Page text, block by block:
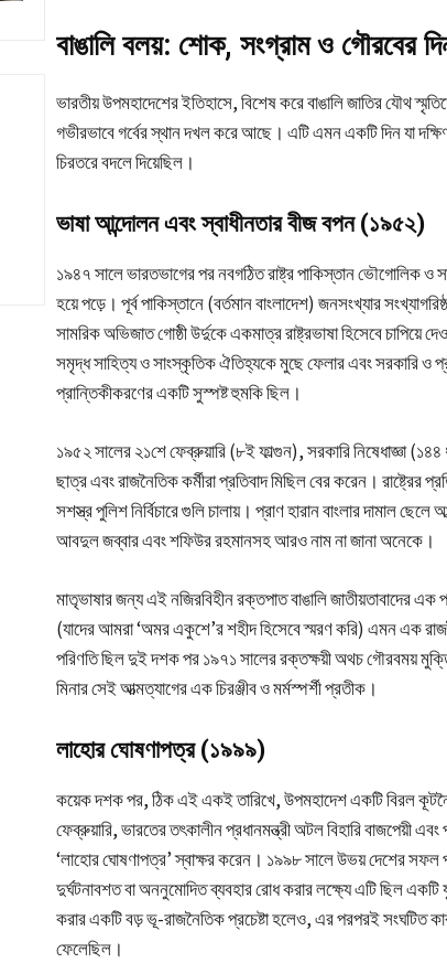
বাঙালি বলয়: শোক, সংগ্রাম ও গৌরবের
ভারতীয় উপমহাদেশের ইতিহাসে, বিশেষ করে বাঙালি জাতির যৌথ
গভীরভাবে গর্বের স্থান দখল করে আছে। এটি এমন একটি দিন যা
চিরতরে বদলে দিয়েছিল।
ভাষা আন্দোলন এবং স্বাধীনতার বীজ বপন (১৯৫২)
১৯৪৭ সালে ভারতভাগের পর নবগঠিত রাষ্ট্র পাকিস্তান ভৌগোলিক
হয়ে পড়ে। পূর্ব পাকিস্তানে (বর্তমান বাংলাদেশ) জনসংখ্যার
সামরিক অভিজাত গোষ্ঠী উর্দুকে একমাত্র রাষ্ট্রভাষা হিসেবে চাপিয়ে
সমৃদ্ধ সাহিত্য ও সাংস্কৃতিক ঐতিহ্যকে মুছে ফেলার এবং সরকারি ও
প্রান্তিকীকরণের একটি সুস্পষ্ট হুমকি ছিল।
১৯৫২ সালের ২১শে ফেব্রুয়ারি (৮ই ফাল্গুন), সরকারি নিষেধাজ্ঞা
ছাত্র এবং রাজনৈতিক কর্মীরা প্রতিবাদ মিছিল বের করেন। রাষ্ট্রের
সশস্ত্র পুলিশ নির্বিচারে গুলি চালায়। প্রাণ হারান বাংলার দামাল
আবদুল জব্বার এবং শফিউর রহমানসহ আরও নাম না জানা অনেকে।
মাতৃভাষার জন্য এই নজিরবিহীন রক্তপাত বাঙালি জাতীয়তাবাদের
(যাদের আমরা ‘অমর একুশে’র শহীদ হিসেবে স্মরণ করি) এমন এক
পরিণতি ছিল দুই দশক পর ১৯৭১ সালের রক্তক্ষয়ী অথচ গৌরবময়
মিনার সেই আত্মত্যাগের এক চিরঞ্জীব ও মর্মস্পর্শী প্রতীক।
লাহোর ঘোষণাপত্র (১৯৯৯)
কয়েক দশক পর, ঠিক এই একই তারিখে, উপমহাদেশ একটি বিরল
ফেব্রুয়ারি, ভারতের তৎকালীন প্রধানমন্ত্রী অটল বিহারি বাজপেয়ী
‘লাহোর ঘোষণাপত্র’ স্বাক্ষর করেন। ১৯৯৮ সালে উভয় দেশের সফল
দুর্ঘটনাবশত বা অননুমোদিত ব্যবহার রোধ করার লক্ষ্যে এটি ছিল একটি
করার একটি বড় ভূ-রাজনৈতিক প্রচেষ্টা হলেও, এর পরপরই সংঘটিত
ফেলেছিল।